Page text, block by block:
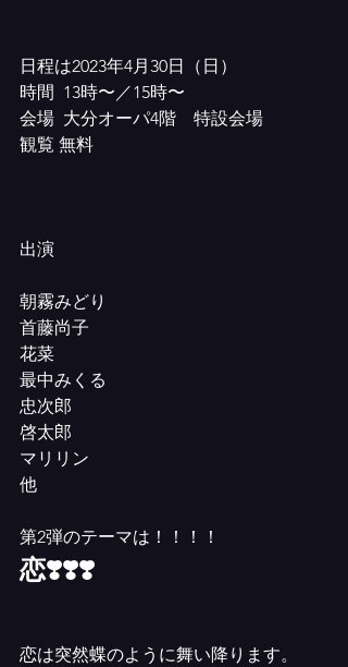
日程は2023年4月30日（日）
時間  13時〜／15時〜
会場  大分オーパ4階　特設会場
観覧 無料
出演
朝霧みどり
首藤尚子
花菜
最中みくる
忠次郎
啓太郎
マリリン
他
第2弾のテーマは！！！！
恋❣️❣️❣️
恋は突然蝶のように舞い降ります。